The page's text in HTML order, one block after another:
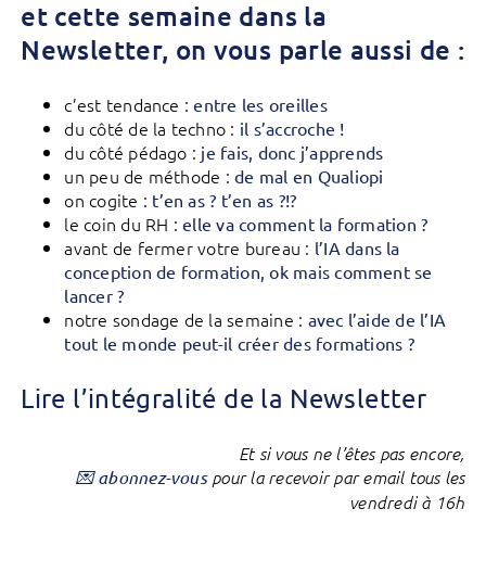
et cette semaine dans la
Newsletter, on vous parle aussi de :
c’est tendance :entre les oreilles
du côté de la techno : il s’accroche !
du côté pédago : je fais, donc j’apprends
un peu de méthode :de mal en Qualiopi
on cogite : t’en as ? t’en as ?!?
le coin du RH :elle va comment la formation ?
avant de fermer votre bureau : l’IA dans la
conception de formation, ok mais comment se
lancer ?
notre sondage de la semaine : avec l’aide de l’IA
tout le monde peut-il créer des formations ?
Lire l’intégralité de la Newsletter
Et si vous ne l’êtes pas encore,
💌 abonnez-vouspour la recevoir par email tous les
vendredi à 16h